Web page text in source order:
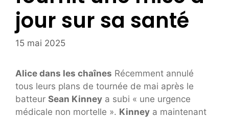
jour sur sa santé
15 mai 2025
Alice dans les chaînes Récemment annulé
tous leurs plans de tournée de mai après le
batteur Sean Kinney a subi « une urgence
médicale non mortelle ». Kinney a maintenant